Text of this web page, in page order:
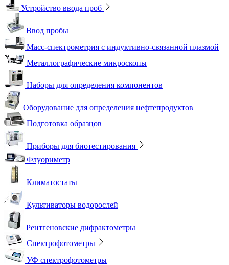
Устройство ввода проб
Ввод пробы
Масс-спектрометрия с индуктивно-связанной плазмой
Металлографические микроскопы
Наборы для определения компонентов
Оборудование для определения нефтепродуктов
Подготовка образцов
Приборы для биотестирования
Флуориметр
Климатостаты
Культиваторы водорослей
Рентгеновские дифрактометры
Спектрофотометры
УФ спектрофотометры